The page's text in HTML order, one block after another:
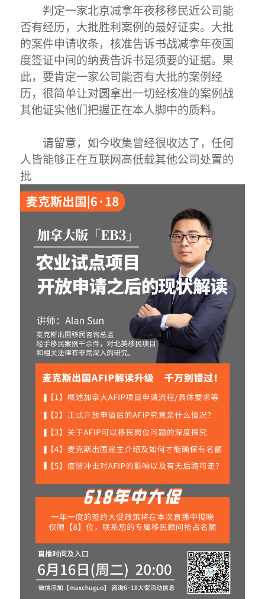
判定一家北京减拿年夜移移民近公司能
否有经历，大批胜利案例的最好证实。大批
的案件申请收条，核准告诉书战减拿年夜国
度签证中间的纳费告诉书是须要的证据。果
此，要肯定一家公司能否有大批的案例经
历，很简单让对圆拿出一切经核准的案例战
其他证实他们把握正在本人脚中的质料。
请留意，如今收集曾经很收达了，任何
人皆能够正在互联网高低载其他公司处置的
批